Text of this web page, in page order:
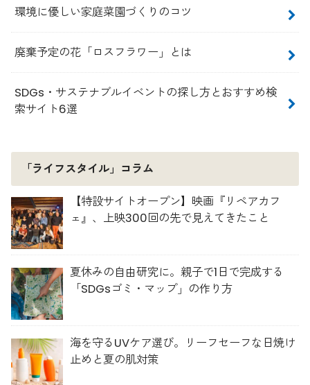
環境に優しい家庭菜園づくりのコツ
廃棄予定の花「ロスフラワー」とは
SDGs・サステナブルイベントの探し方とおすすめ検
索サイト6選
「ライフスタイル」コラム
【特設サイトオープン】映画『リペアカフ
ェ』、上映300回の先で見えてきたこと
夏休みの自由研究に。親子で1日で完成する
「SDGsゴミ・マップ」の作り方
海を守るUVケア選び。リーフセーフな日焼け
止めと夏の肌対策